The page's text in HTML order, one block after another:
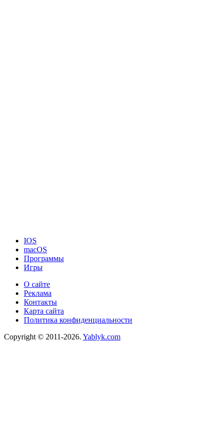
IOS
macOS
Программы
Игры
О сайте
Реклама
Контакты
Карта сайта
Политика конфиденциальности
Copyright © 2011-2026. Yablyk.сom